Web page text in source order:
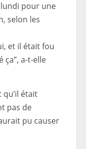
pour une
selon les
et il était fou
ça”, a-t-elle
qu’il était
pas de
pu causer